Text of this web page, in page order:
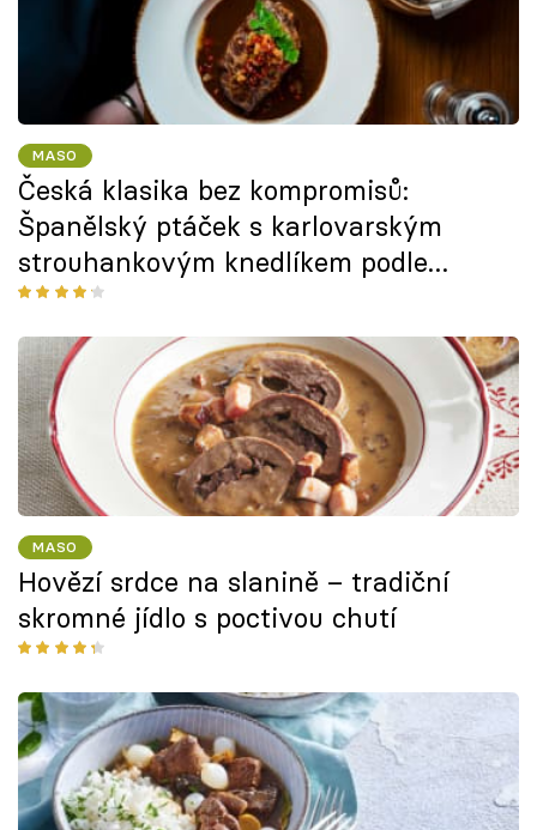
MASO
Česká klasika bez kompromisů:
Španělský ptáček s karlovarským
strouhankovým knedlíkem podle
Petra Břenka z pardubické restaurace
Struhadlo
MASO
Hovězí srdce na slanině – tradiční
skromné jídlo s poctivou chutí